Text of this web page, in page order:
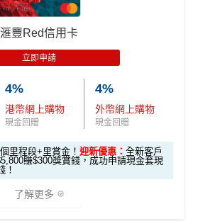
享高達HK$200回贈
後首60天內於以下四大類別簽賬，
回贈，最高達HK$200回贈
增值」服務
月自動轉賬，並完成一次自動轉
16日至7月31日23:59
World Mastercard
戶*批卡後30日內簽夠HK$100，
里賞金/HK$1,000🍎Apple Gift Car
戶批卡後30日內簽夠HK$100，送
金/HK$500🍎Apple Gift Card/超
滙豐Red信用卡
立即申請
4%
港幣網上購物
現金回贈
4%
外幣網上購物
現金回贈
里程段+里賞金！ 迎新優惠： 全新客戶
賺$300獎賞錢，成功申請現金套現
！
了解更多